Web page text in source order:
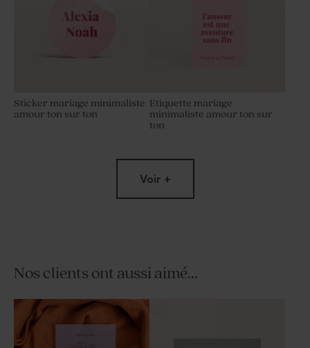
Sticker mariage minimaliste
amour ton sur ton
Etiquette mariage
minimaliste amour ton sur
ton
Save the date mariage
minimaliste amour ton sur
ton
Voir +
Nos clients ont aussi aimé...